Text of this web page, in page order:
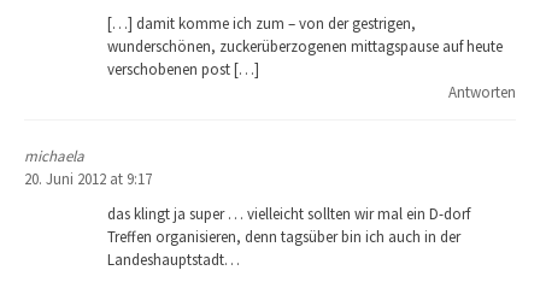
[…] damit komme ich zum – von der gestrigen,
wunderschönen, zuckerüberzogenen mittagspause auf heute
verschobenen post […]
Antworten
michaela
20. Juni 2012 at 9:17
das klingt ja super … vielleicht sollten wir mal ein D-dorf
Treffen organisieren, denn tagsüber bin ich auch in der
Landeshauptstadt…